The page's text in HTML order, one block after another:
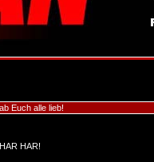
Euch alle lieb!
HAR!